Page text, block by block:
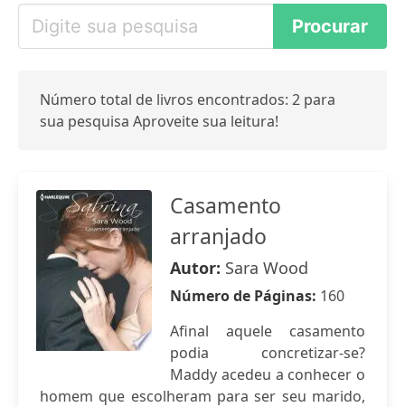
Número total de livros encontrados: 2 para
sua pesquisa Aproveite sua leitura!
Casamento
arranjado
Autor: Sara Wood
Número de Páginas: 160
Afinal aquele casamento
podia concretizar-se?
Maddy acedeu a conhecer o
homem que escolheram para ser seu marido,